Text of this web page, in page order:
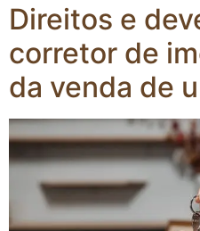
Direitos e
corretor de
da venda de